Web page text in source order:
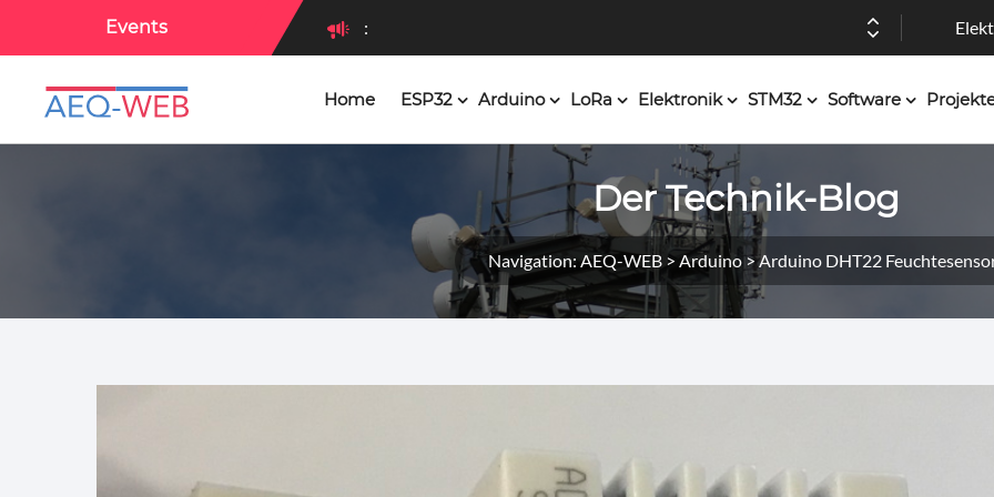
Events :
Home ESP32 Arduino LoRa Elektronik STM32 Software
Der Technik-Blog
Navigation: AEQ-WEB > Arduino > Arduino DHT22